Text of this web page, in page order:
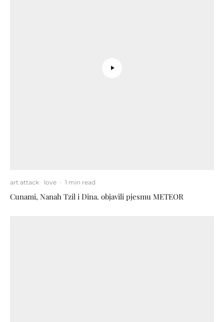
art attack love · 1 min read
Cunami, Nanah Tzil i Dina. objavili pjesmu METEOR